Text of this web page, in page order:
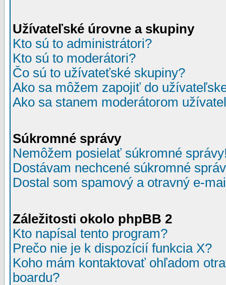
Užívateľské úrovne a skupiny
Kto sú to administrátori?
Kto sú to moderátori?
Čo sú to užívateťské skupiny?
Ako sa môžem zapojiť do
Ako sa stanem moderátorom
Súkromné správy
Nemôžem posielať súkromné
Dostávam nechcené súkromné
Dostal som spamový a otravný e-
Záležitosti okolo phpBB 2
Kto napísal tento program?
Prečo nie je k dispozícií funkcia X?
Koho mám kontaktovať ohľadom
boardu?